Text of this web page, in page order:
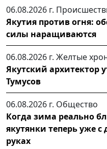
06.08.2026 г.
Якутия против огня:
силы наращиваются
06.08.2026 г. Желтые
Якутский архитектор
Тумусов
06.08.2026 г. Общество
Когда зима реально
якутянки теперь уже
руках